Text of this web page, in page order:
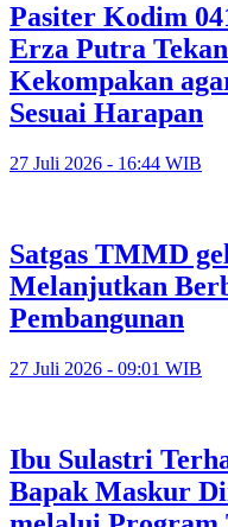
Pasiter Kodim
Erza Putra
Kekompakan
Sesuai Harapan
27 Juli 2026 - 16:44 WIB
Satgas TMMD
Melanjutkan
Pembangunan
27 Juli 2026 - 09:01 WIB
Ibu Sulastri
Bapak Maskur